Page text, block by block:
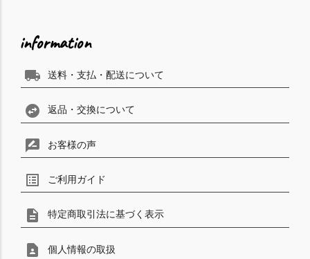
information
local_shipping 送料・支払・配送について
swap_horizontal_circle 返品・交換について
rate_review お客様の声
list_alt ご利用ガイド
description 特定商取引法に基づく表示
contact_page 個人情報の取扱